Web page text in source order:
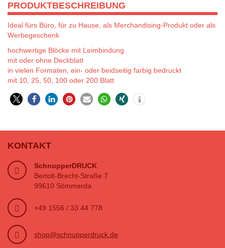
PRODUKTBESCHREIBUNG
Ideal fürs Büro, für zu Hause, als Merchandising-Produkt oder als
Werbegeschenk
hochwertige Blöcke mit Leimbindung
mit oder ohne Deckblatt
in vielen Formaten, ein- oder beidseitig farbig bedruckt
mit 10, 25, 50, 100 oder 200 Blatt
KONTAKT
SchnupperDRUCK
Bertolt-Brecht-Straße 7
99610 Sömmerda
+49 1556 / 33 44 778
shop@schnupperdruck.de